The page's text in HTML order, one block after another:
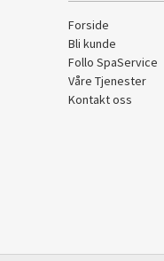
Forside
Bli kunde
Follo SpaService
Våre Tjenester
Kontakt oss